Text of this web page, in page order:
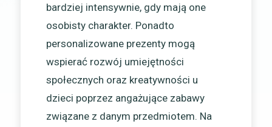
bardziej intensywnie, gdy mają one
osobisty charakter. Ponadto
personalizowane prezenty mogą
wspierać rozwój umiejętności
społecznych oraz kreatywności u
dzieci poprzez angażujące zabawy
związane z danym przedmiotem. Na